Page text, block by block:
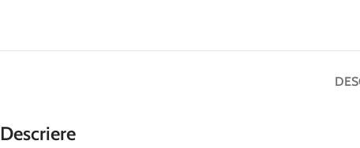
Descriere